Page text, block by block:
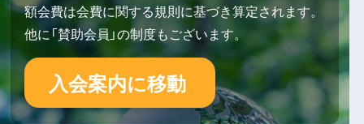
額会費は会費に関する規則に基づき算定されます。
他に「賛助会員」の制度もございます。
入会案内に移動